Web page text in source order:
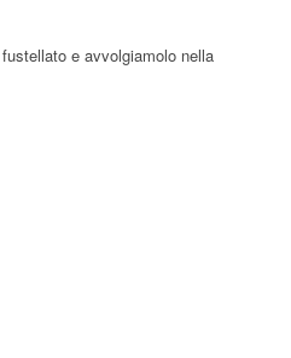
e avvolgiamolo nella